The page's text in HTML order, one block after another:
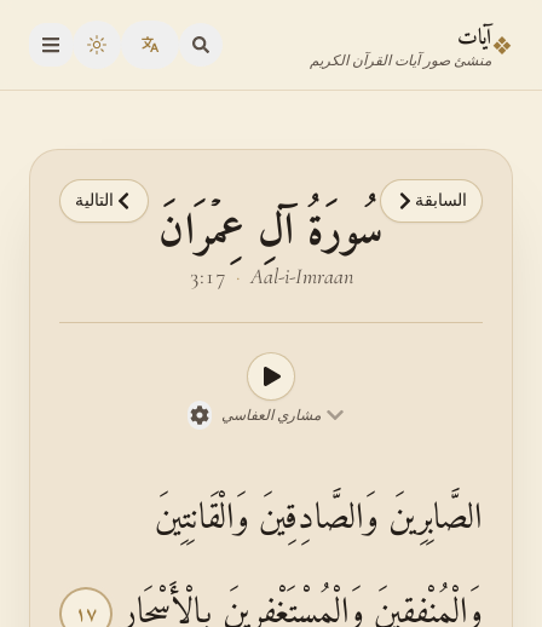
❖آيات
منشئ صور آيات القرآن الكريم theme
السابقة التالية
سُورَةُ آلِ عِمۡرَانَ
Aal-i-Imraan
·
3:17
مشاري العفاسي
الصَّابِرِينَ وَالصَّادِقِينَ وَالْقَانِتِينَ
وَالْمُنْفِقِينَ وَالْمُسْتَغْفِرِينَ بِالْأَسْحَارِ ١٧